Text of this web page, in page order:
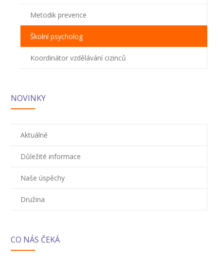
Metodik prevence
Školní psycholog
Koordinátor vzdělávání cizinců
NOVINKY
Aktuálně
Důležité informace
Naše úspěchy
Družina
CO NÁS ČEKÁ